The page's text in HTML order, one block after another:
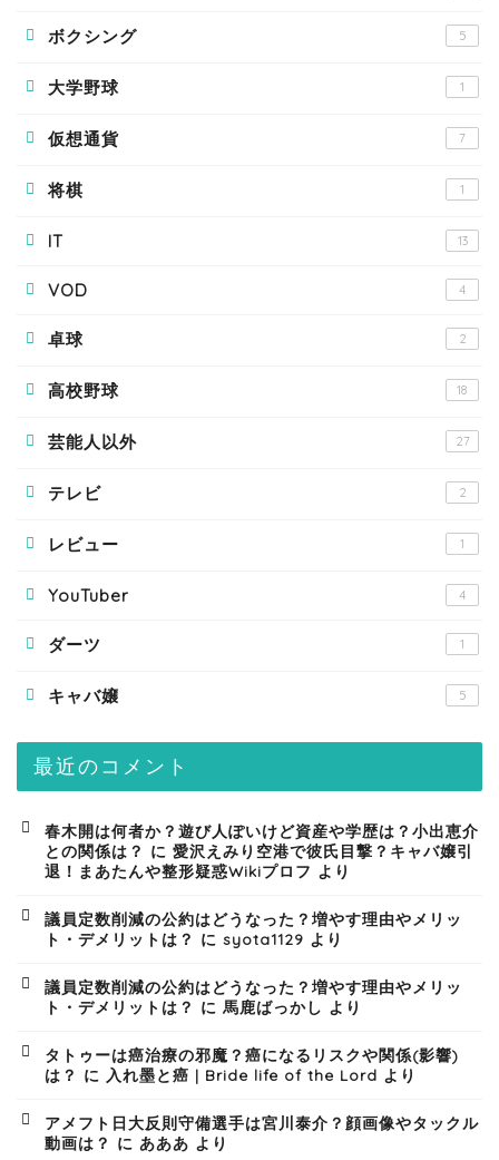
ボクシング 5
大学野球 1
仮想通貨 7
将棋 1
IT 13
VOD 4
卓球 2
高校野球 18
芸能人以外 27
テレビ 2
レビュー 1
YouTuber 4
ダーツ 1
キャバ嬢 5
最近のコメント
春木開は何者か？遊び人ぽいけど資産や学歴は？小出恵介
との関係は？ に 愛沢えみり空港で彼氏目撃？キャバ嬢引
退！まあたんや整形疑惑Wikiプロフ より
議員定数削減の公約はどうなった？増やす理由やメリッ
ト・デメリットは？ に syota1129 より
議員定数削減の公約はどうなった？増やす理由やメリッ
ト・デメリットは？ に 馬鹿ばっかし より
タトゥーは癌治療の邪魔？癌になるリスクや関係(影響)
は？ に 入れ墨と癌 | Bride life of the Lord より
アメフト日大反則守備選手は宮川泰介？顔画像やタックル
動画は？ に あああ より